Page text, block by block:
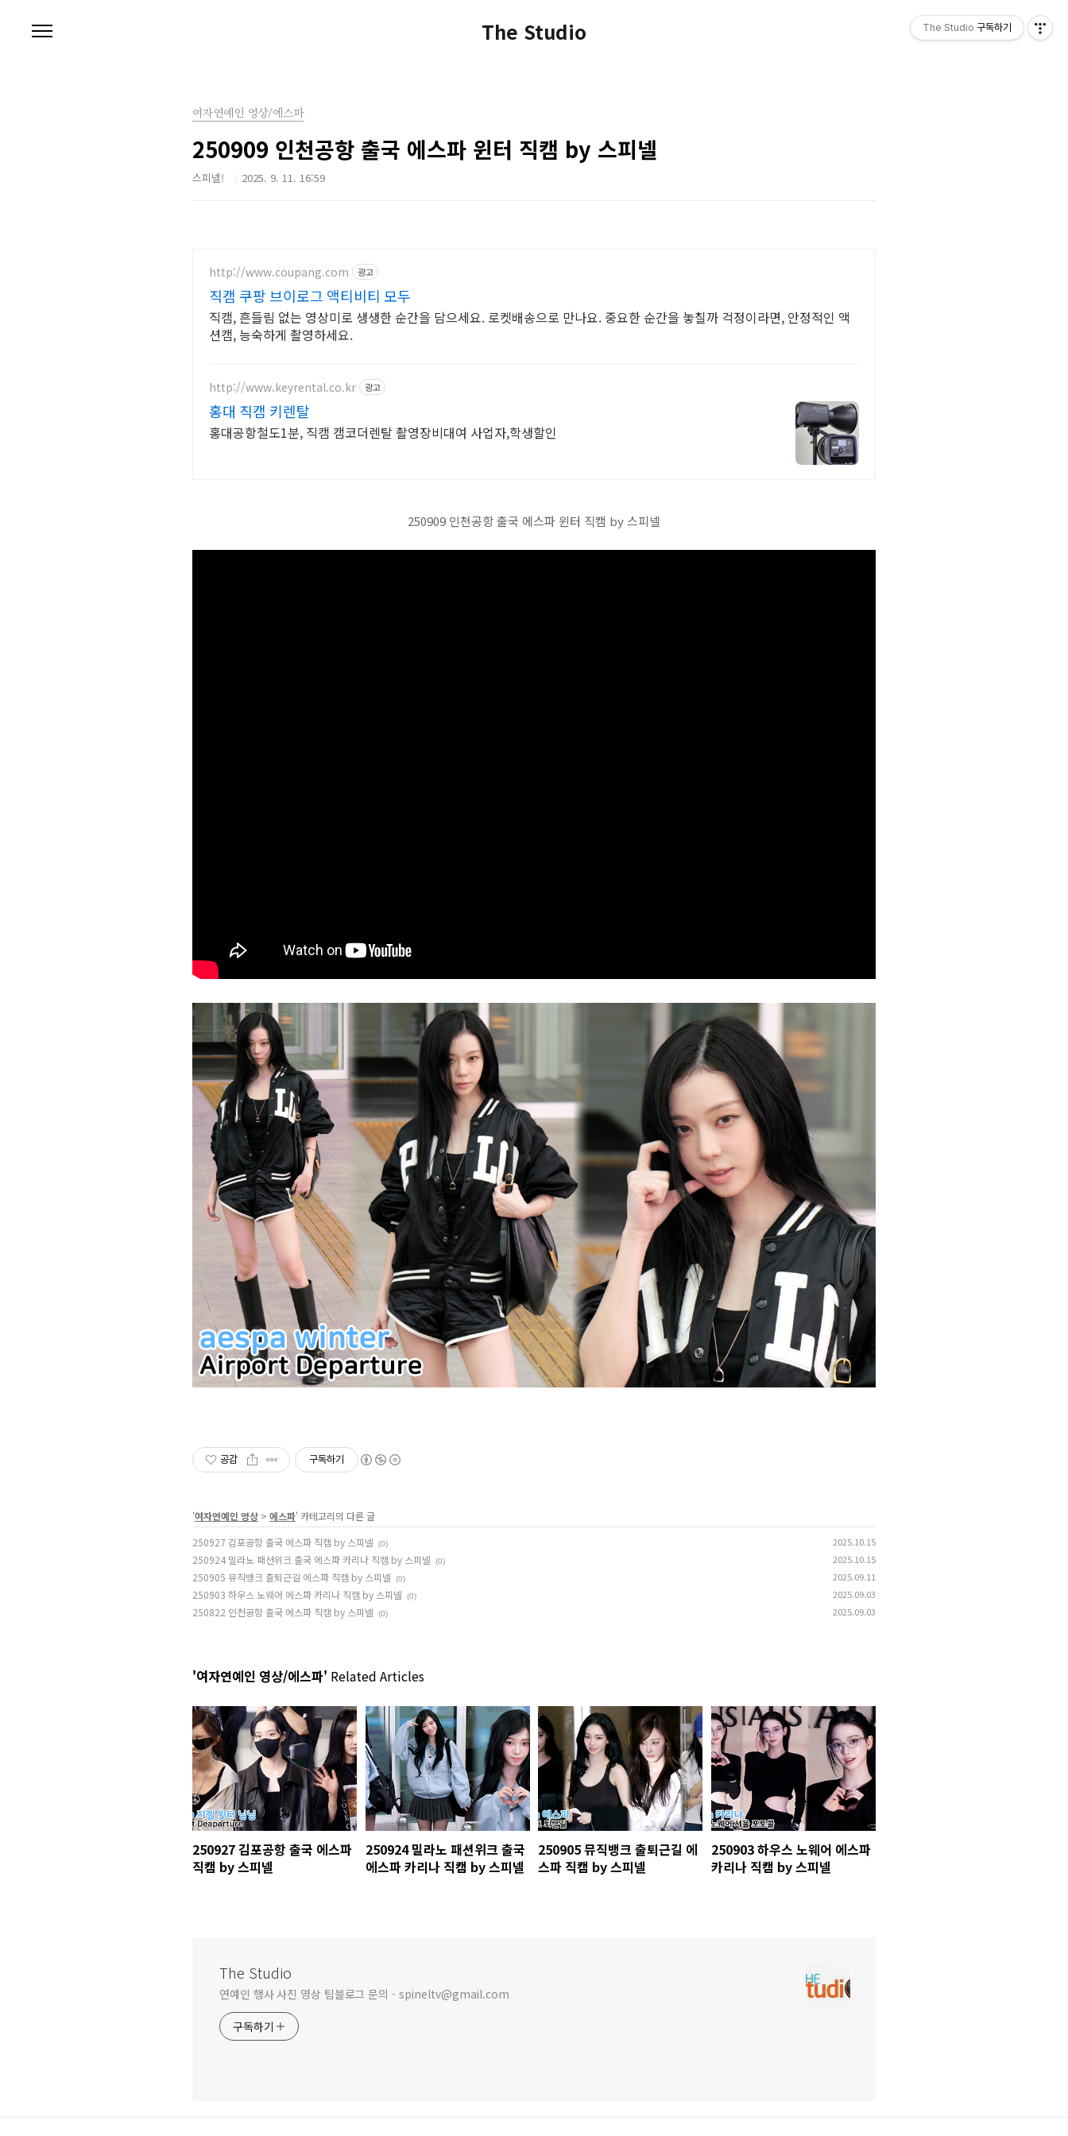
The Studio
여자연예인 영상/에스파
250909 인천공항 출국 에스파 윈터 직캠 by 스피넬
스피넬! 2025. 9. 11. 16:59
http://www.coupang.com 광고
직캠 쿠팡 브이로그 액티비티 모두
직캠, 흔들림 없는 영상미로 생생한 순간을 담으세요. 로켓배송으로 만나요. 중요한 순간을 놓칠까 걱정이라면, 안정적인 액
션캠, 능숙하게 촬영하세요.
http://www.keyrental.co.kr 광고
홍대 직캠 키렌탈
홍대공항철도1분, 직캠 캠코더렌탈 촬영장비대여 사업자,학생할인
250909 인천공항 출국 에스파 윈터 직캠 by 스피넬
공감 구독하기
'여자연예인 영상 > 에스파' 카테고리의 다른 글
250927 김포공항 출국 에스파 직캠 by 스피넬
(0) 2025.10.15
250924 밀라노 패션위크 출국 에스파 카리나 직캠 by 스피넬 (0) 2025.10.15
250905 뮤직뱅크 출퇴근길 에스파 직캠 by 스피넬 (0) 2025.09.11
250903 하우스 노웨어 에스파 카리나 직캠 by 스피넬 (0) 2025.09.03
250822 인천공항 출국 에스파 직캠 by 스피넬 (0) 2025.09.03
'여자연예인 영상/에스파' Related Articles
250927 김포공항 출국 에스파
직캠 by 스피넬
250924 밀라노 패션위크 출국
에스파 카리나 직캠 by 스피넬
250905 뮤직뱅크 출퇴근길 에
스파 직캠 by 스피넬
250903 하우스 노웨어 에스파
카리나 직캠 by 스피넬
The Studio
연예인 행사 사진 영상 팀블로그 문의 - spineltv@gmail.com
구독하기
The Studio 구독하기